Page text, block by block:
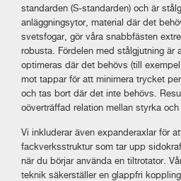
standarden (S-standarden) och är
anläggningsytor, material där det
svetsfogar, gör våra snabbfästen
robusta. Fördelen med stålgjutning är
optimeras där det behövs (till
mot tappar för att minimera trycket
och tas bort där det inte behövs.
oöverträffad relation mellan styrka och
Vi inkluderar även expanderaxlar för
fackverksstruktur som tar upp
när du börjar använda en tiltrotator.
teknik säkerställer en glappfri